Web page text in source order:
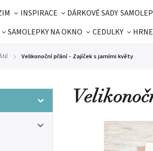
INSPIRACE DÁRKOVÉ SADY
SAMOLEPKY NA OKNO CEDULKY
VOLÁ
/ Velikonoční přání - Zajíček s jarními květy